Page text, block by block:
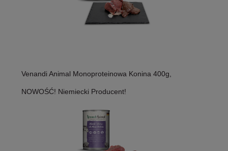
Venandi Animal Monoproteinowa Konina 400g,
NOWOŚĆ! Niemiecki Producent!